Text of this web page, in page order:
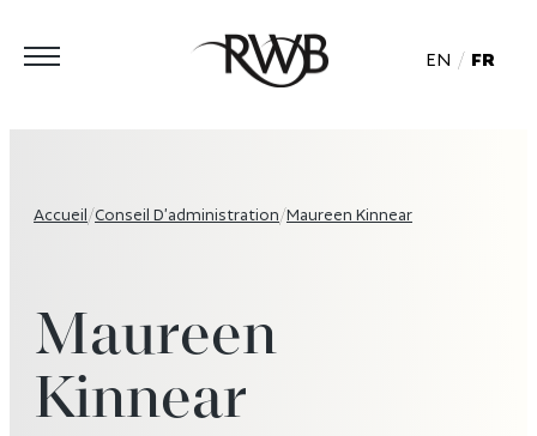
EN FR
Maureen
Kinnear
Accueil/Conseil D’administration/Maureen Kinnear